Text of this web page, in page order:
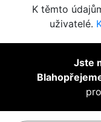
K těmto
uživatelé.
Jste